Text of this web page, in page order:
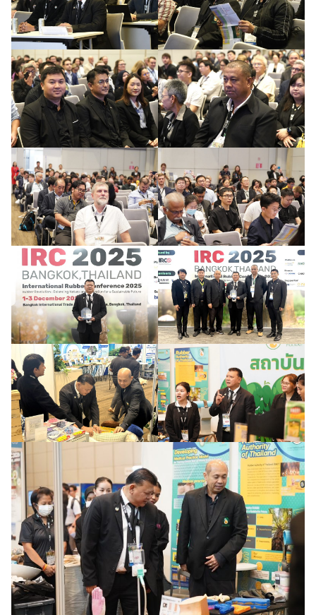
Search
Search